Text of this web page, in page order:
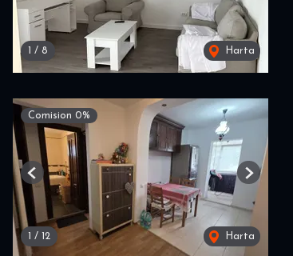
1 / 8 Harta
Comision 0%
1 / 12 Harta
Previous Next